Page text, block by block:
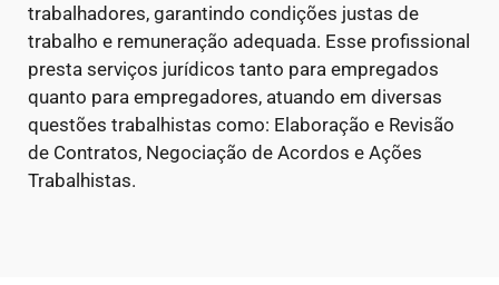
trabalhadores, garantindo condições justas de
trabalho e remuneração adequada. Esse profissional
presta serviços jurídicos tanto para empregados
quanto para empregadores, atuando em diversas
questões trabalhistas como: Elaboração e Revisão
de Contratos, Negociação de Acordos e Ações
Trabalhistas.